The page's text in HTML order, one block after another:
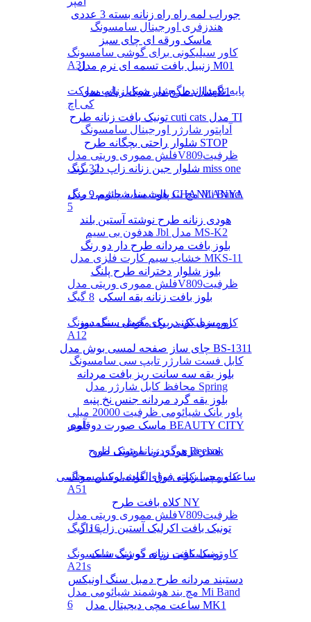
هندزفری اورجینال سامسونگ
کاور سیلیکونی برای گوشی سامسونگ
A31
پایه نگهدارنده گوشی موبایل پاپ سوکت
کی اچ
آداپتور شارژر اورجینال سامسونگ
فلش مموری وریتی مدلV809ظرفیت
32 گیگ
مچ بند هوشمند شیائومی مدل Mi Band
5
هدفون بی سیم Jbl مدل MS-K2
خشاب سیم کارت فلزی مدل MKS-11
فلش مموری وریتی مدلV809ظرفیت
8 گیگ
کاور سیلیکونی برای گوشی سامسونگ
A12
کابل فست شارژر تایپ سی سامسونگ
محافظ کابل شارژر مدل Spring
پاور بانک شیائومی ظرفیت 20000 میلی
آمپر
هندزفری گردنی بلوتوثی لنوو
کاور سیلیکونی برای گوشی سامسونگ
A51
فلش مموری وریتی مدلV809ظرفیت
16 گیگ
کاور سیلیکونی برای گوشی سامسونگ
A21s
مچ بند هوشمند شیائومی مدل Mi Band
6
جوراب لمه راه راه زنانه بسته 3 عددی
ماسک ورقه ای چای سبز
زنبیل بافت تسمه ای نرم مدل M01
شال طرح دار شیک زنانه مدل B1
تونیک بافت زنانه طرح cuti cats مدل TI
شلوار راحتی بچگانه طرح STOP
شلوار جین زنانه زاپ دار برند miss one
پالت سایه چشم 9 رنگ CHANLANYA
هودی زنانه طرح نوشته آستین بلند
بلوز بافت مردانه طرح دار دو رنگ
بلوز شلوار دخترانه طرح پلنگ
بلوز بافت زنانه یقه اسکی
رومیزی یک در یک مخمل سنگ دوز
چای ساز صفحه لمسی بوش مدل BS-1311
بلوز یقه سه سانت ریز بافت مردانه
بلوز یقه گرد مردانه جنس نخ پنبه
ماسک صورت دوقلوی BEAUTY CITY
هودی زنانه شیک طرح Reebok
ساعت مچی زنانه فوق العاده لوکس مجلسی
کلاه بافت طرح NY
تونیک بافت اکرلیک آستین زاپ دار
تونیک بافت زنانه دو رنگ شیک
دستبند مردانه طرح دمبل سنگ اونیکس
ساعت مچی دیجیتال مدل MK1